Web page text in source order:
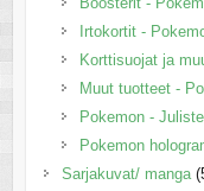
Irtokortit -
Korttisuojat ja
Muut tuotteet -
Pokemon -
Pokemon
Sarjakuvat/ manga